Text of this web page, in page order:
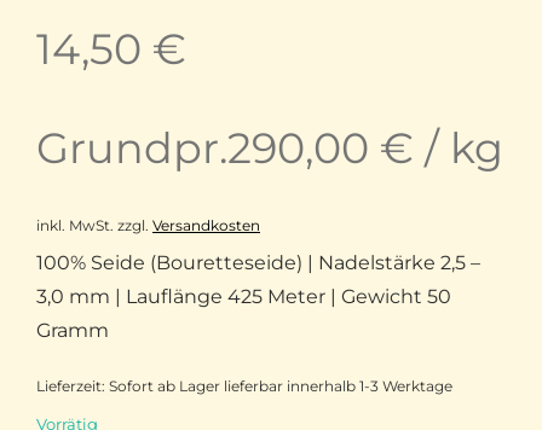
14,50 €
Grundpr.290,00 € / kg
inkl. MwSt. zzgl. Versandkosten
100% Seide (Bouretteseide) | Nadelstärke 2,5 –
3,0 mm | Lauflänge 425 Meter | Gewicht 50
Gramm
Lieferzeit: Sofort ab Lager lieferbar innerhalb 1-3 Werktage
Vorrätig